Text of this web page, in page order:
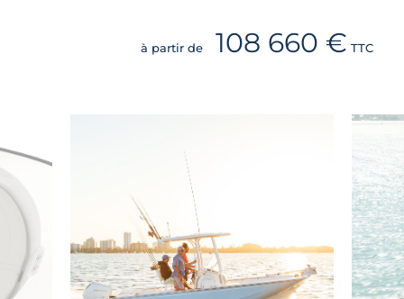
à partir de 108 660 € TTC